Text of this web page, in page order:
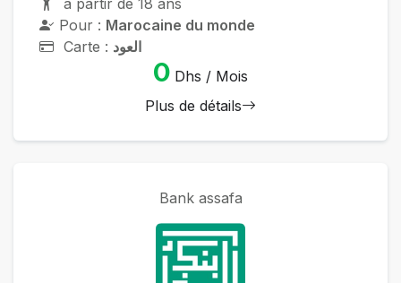
à partir de 18 ans
Pour : Marocaine du monde
Carte : العود
0 Dhs / Mois
Plus de détails
Bank assafa